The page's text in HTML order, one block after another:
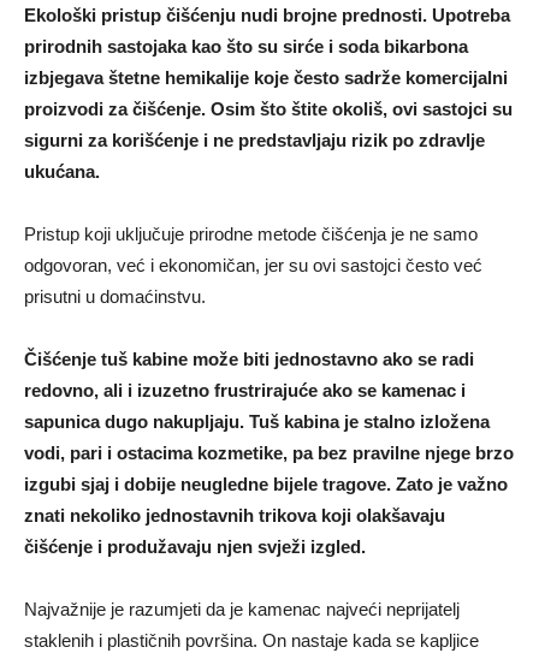
Ekološki pristup čišćenju nudi brojne prednosti. Upotreba
prirodnih sastojaka kao što su sirće i soda bikarbona
izbjegava štetne hemikalije koje često sadrže komercijalni
proizvodi za čišćenje. Osim što štite okoliš, ovi sastojci su
sigurni za korišćenje i ne predstavljaju rizik po zdravlje
ukućana.
Pristup koji uključuje prirodne metode čišćenja je ne samo
odgovoran, već i ekonomičan, jer su ovi sastojci često već
prisutni u domaćinstvu.
Čišćenje tuš kabine može biti jednostavno ako se radi
redovno, ali i izuzetno frustrirajuće ako se kamenac i
sapunica dugo nakupljaju. Tuš kabina je stalno izložena
vodi, pari i ostacima kozmetike, pa bez pravilne njege brzo
izgubi sjaj i dobije neugledne bijele tragove. Zato je važno
znati nekoliko jednostavnih trikova koji olakšavaju
čišćenje i produžavaju njen svježi izgled.
Najvažnije je razumjeti da je kamenac najveći neprijatelj
staklenih i plastičnih površina. On nastaje kada se kapljice